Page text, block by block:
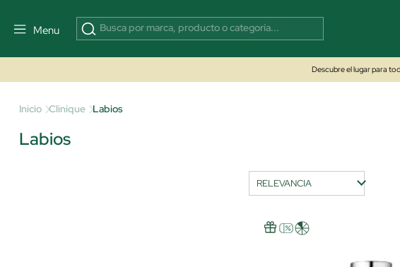
Menu
Descubre el lugar para
Inicio Clinique Labios
Labios